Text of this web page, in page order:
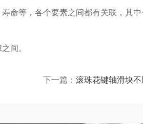
命等，各个要素之间都有关联，其中
间。
下一篇：滚珠花键轴滑块